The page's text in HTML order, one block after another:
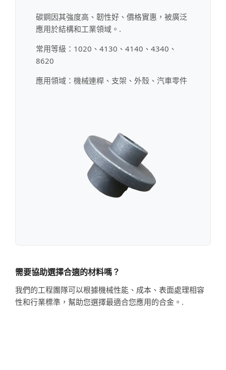
碳鋼因其強度高、韌性好、價格實惠，被廣泛
應用於結構和工業領域。.
常用等級：1020、4130、4140、4340、
8620
應用領域：機械連桿、支架、外殼、汽車零件
需要協助選擇合適的材料嗎？
我們的工程團隊可以根據機械性能、成本、表面處理相容
性和行業標準，幫助您選擇最適合您應用的合金。.